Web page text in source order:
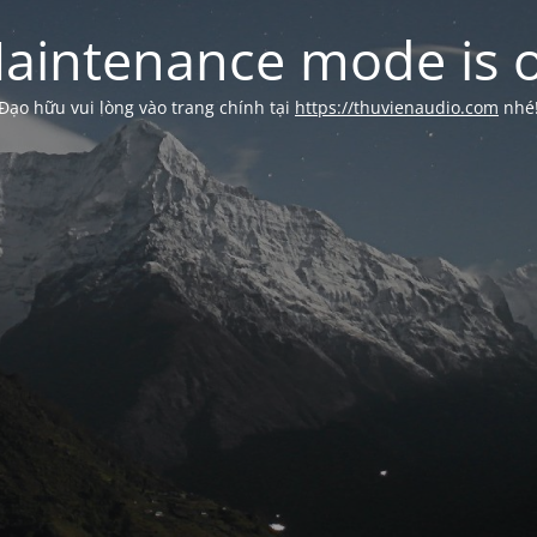
mode is
hữu vui lòng vào trang chính tại https://thuvienaudio.com